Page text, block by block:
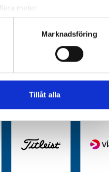
meter
detaljsektionen. Du kan ändra
information från din enhet
tur kombinera informationen
Marknadsföring
Tillåt alla